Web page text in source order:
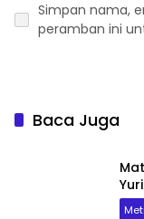
Simpan nama,
peramban ini
Baca Juga